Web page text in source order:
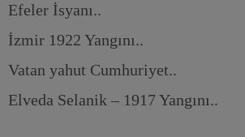
Efeler İsyanı..
İzmir 1922 Yangını..
Vatan yahut Cumhuriyet..
Elveda Selanik – 1917 Yangını..